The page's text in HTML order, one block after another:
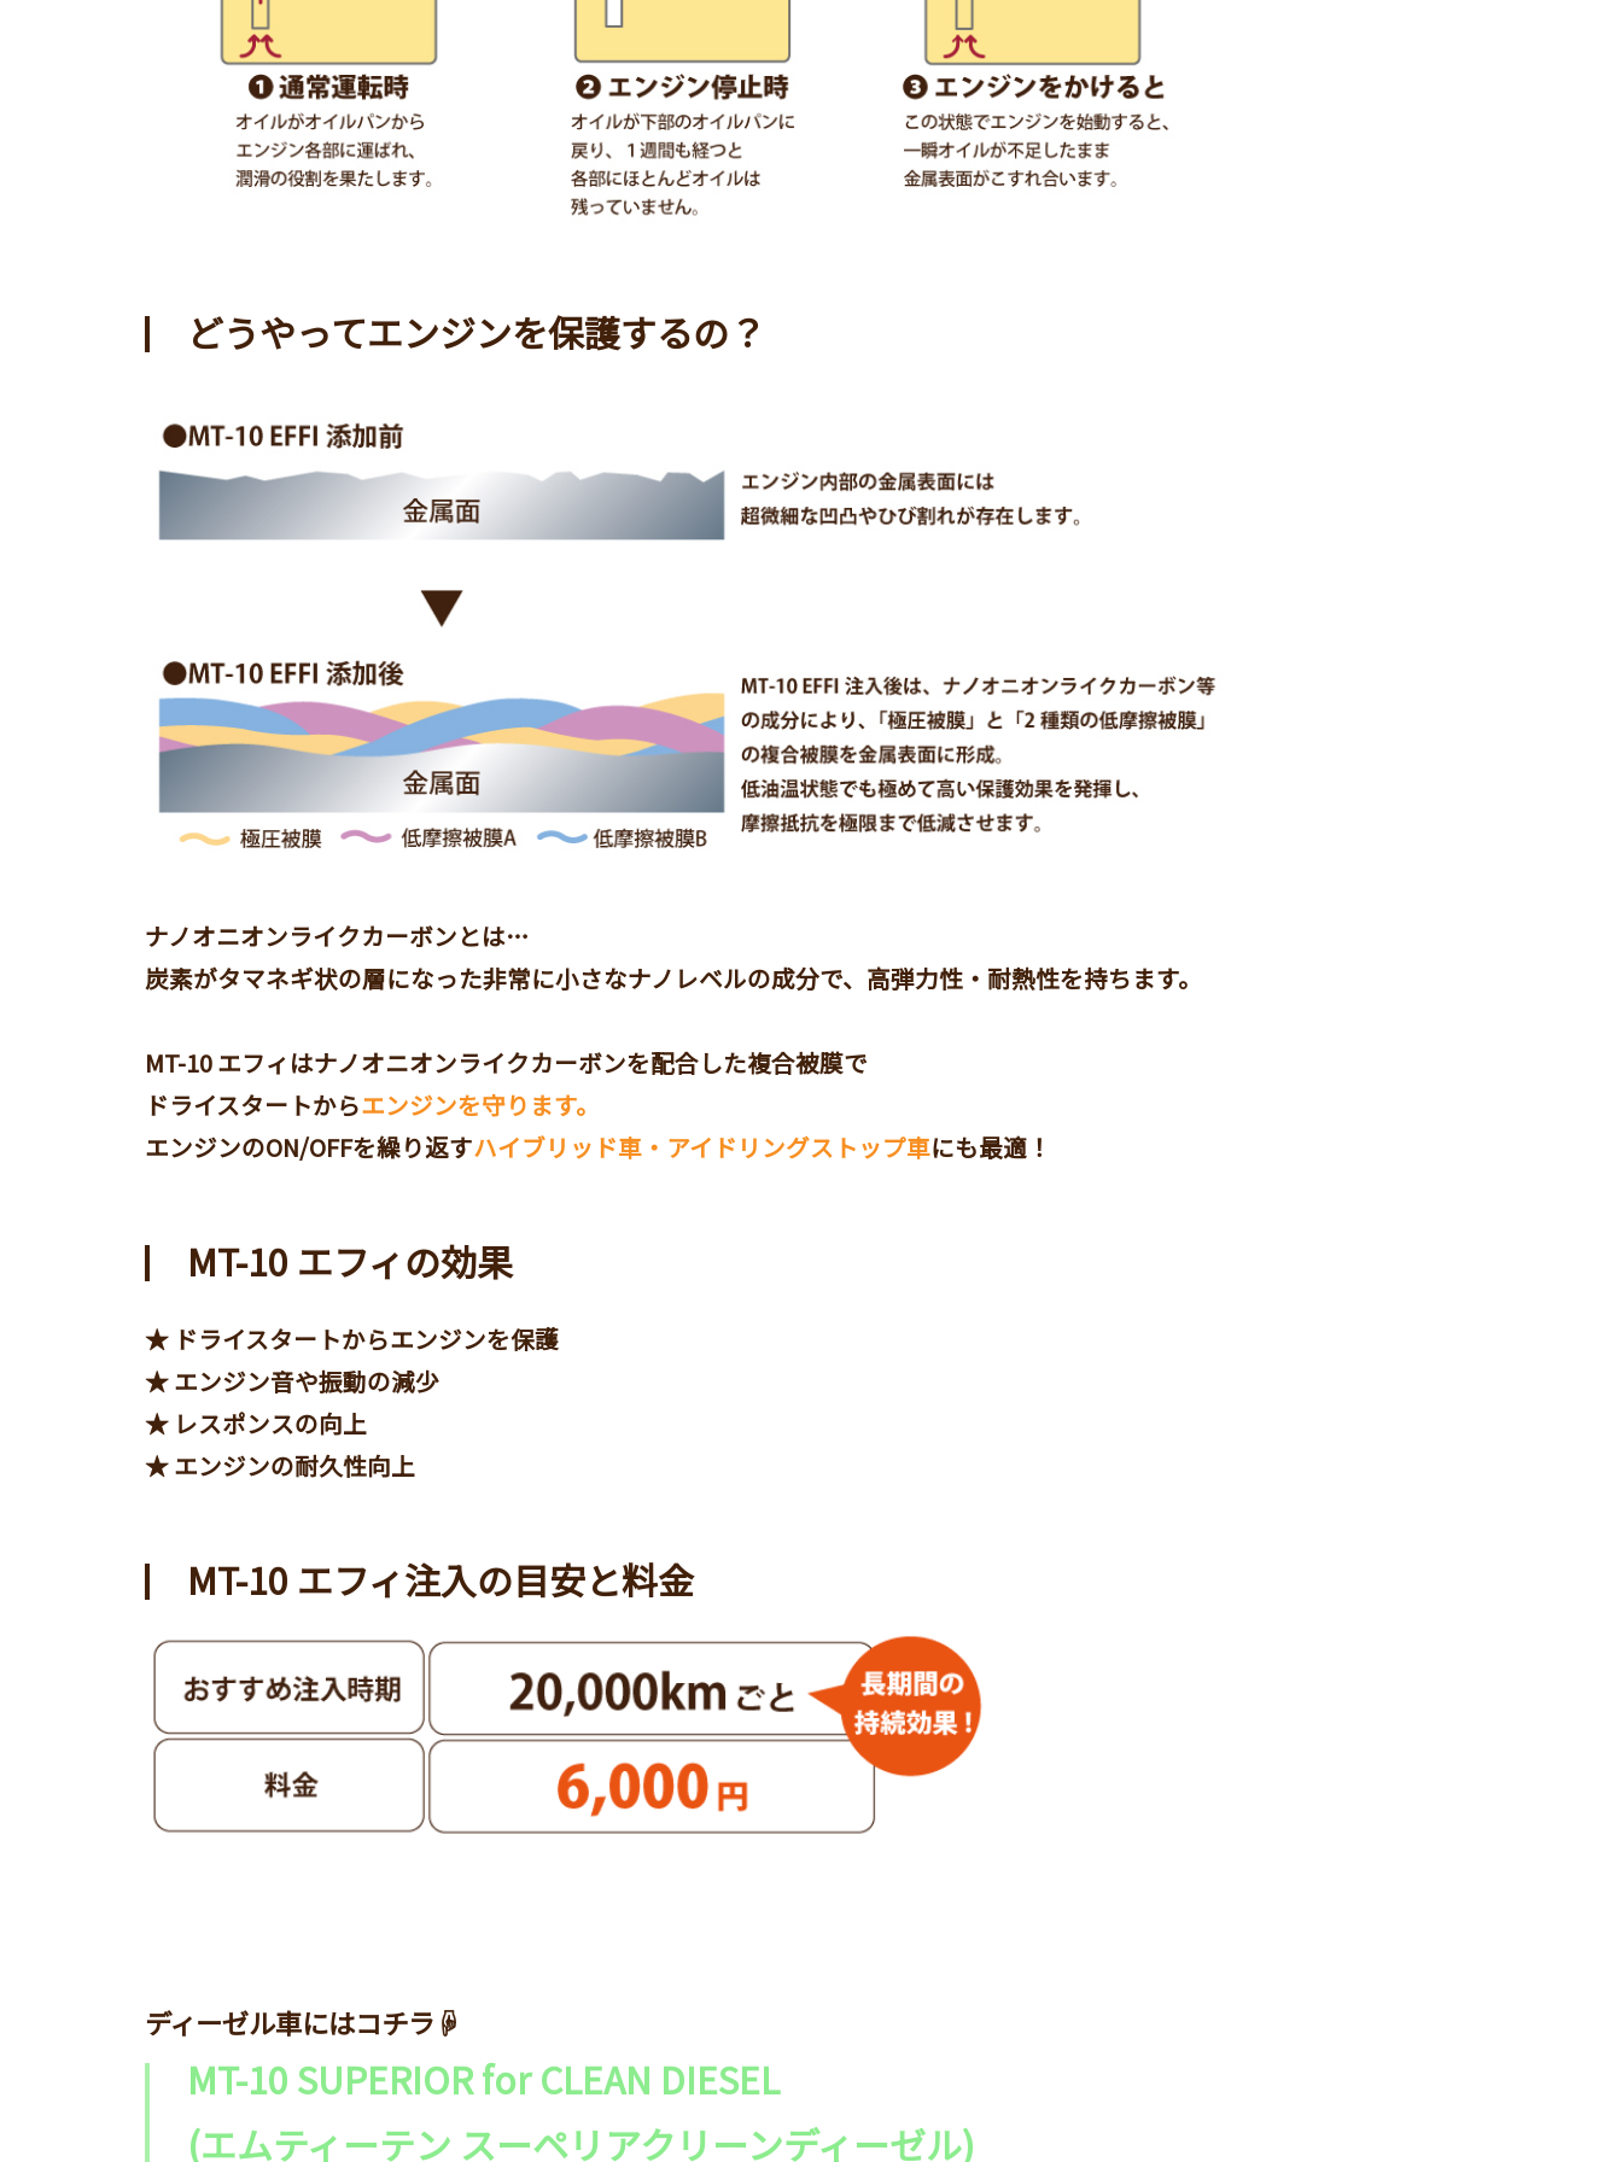
どうやってエンジンを保護するの？
ナノオニオンライクカーボンとは…
炭素がタマネギ状の層になった非常に小さなナノレベルの成分で、高弾力性・耐熱性を持ちます。
MT-10 エフィはナノオニオンライクカーボンを配合した複合被膜で
ドライスタートからエンジンを守ります。
エンジンのON/OFFを繰り返すハイブリッド車・アイドリングストップ車にも最適！
MT-10 エフィの効果
★ ドライスタートからエンジンを保護
★ エンジン音や振動の減少
★ レスポンスの向上
★ エンジンの耐久性向上
MT-10 エフィ注入の目安と料金
ディーゼル車にはコチラ☟
MT-10 SUPERIOR for CLEAN DIESEL
(エムティーテン スーペリアクリーンディーゼル)